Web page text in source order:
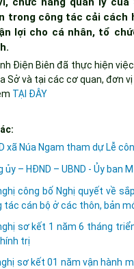
trong công tác cải cách
lợi cho cá nhân, tổ
Biên đã thực hiện việc
Sở và tại các cơ quan, đơn
TẠI ĐÂY
xã Núa Ngam tham dự Lễ
ủy – HĐND – UBND - Ủy ban
công bố Nghị quyết về
tác cán bộ ở các thôn, bản
sơ kết 1 năm 6 tháng
trị
sơ kết 01 năm vận hành